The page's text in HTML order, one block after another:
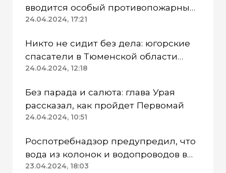
вводится особый противопожарный
режим
24.04.2024, 17:21
Никто не сидит без дела: югорские
спасатели в Тюменской области
работают в две смены
24.04.2024, 12:18
Без парада и салюта: глава Урая
рассказал, как пройдет Первомай
24.04.2024, 10:51
Роспотребнадзор предупредил, что
вода из колонок и водопроводов в
Казанском районе непригодна для
23.04.2024, 18:03